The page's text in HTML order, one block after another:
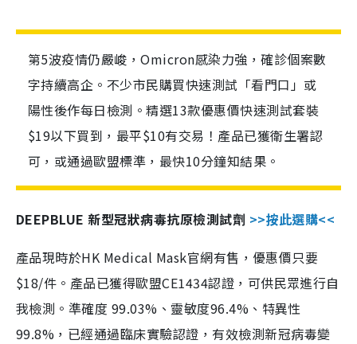
第5波疫情仍嚴峻，Omicron感染力強，確診個案數
字持續高企。不少市民購買快速測試「看門口」或
陽性後作每日檢測。精選13款優惠價快速測試套裝
$19以下買到，最平$10有交易！產品已獲衛生署認
可，或通過歐盟標準，最快10分鐘知結果。
DEEPBLUE 新型冠狀病毒抗原檢測試劑 >>按此選購<<
產品現時於HK Medical Mask官網有售，優惠價只要
$18/件。產品已獲得歐盟CE1434認證，可供民眾進行自
我檢測。準確度 99.03%、靈敏度96.4%、特異性
99.8%，已經通過臨床實驗認證，有效檢測新冠病毒變